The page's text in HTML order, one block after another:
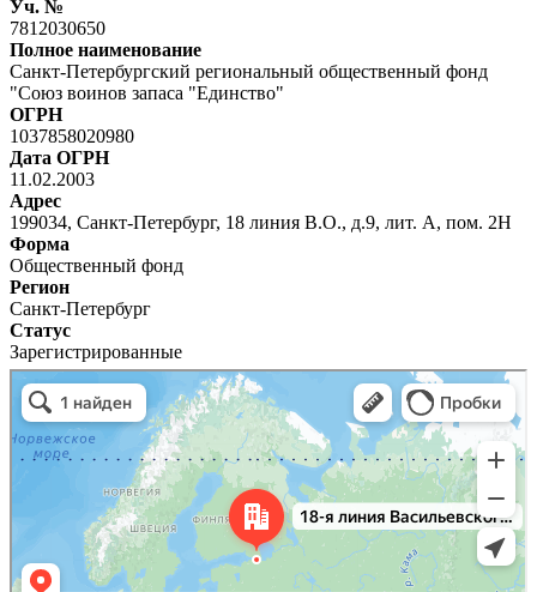
Уч. №
7812030650
Полное наименование
Санкт-Петербургский региональный общественный фонд
"Союз воинов запаса "Единство"
ОГРН
1037858020980
Дата ОГРН
11.02.2003
Адрес
199034, Санкт-Петербург, 18 линия В.О., д.9, лит. А, пом. 2Н
Форма
Общественный фонд
Регион
Санкт-Петербург
Статус
Зарегистрированные